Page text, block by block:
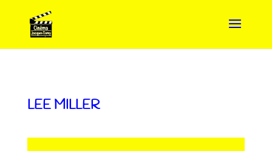
LEE MILLER